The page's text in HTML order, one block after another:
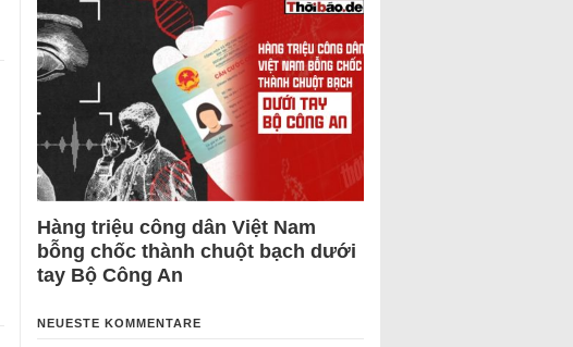
Hàng triệu công dân Việt Nam
bỗng chốc thành chuột bạch dưới
tay Bộ Công An
NEUESTE KOMMENTARE